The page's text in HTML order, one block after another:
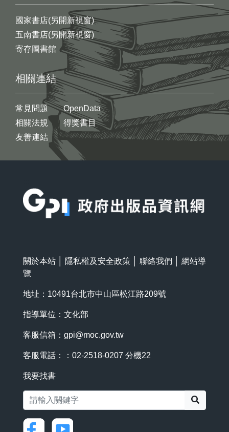
國家書店(另開新視窗)
五南書店(另開新視窗)
寄存圖書館
相關連結
常見問題
相關法規
友善連結
OpenData
得獎書目
關於本站 隱私權及安全政策 聯絡我們
網站導
覽
地址：10491台北市中山區松江路209號
指導單位：文化部
客服信箱： gpi@moc.gov.tw
客服電話：：02-2518-0207 分機22
我要找書